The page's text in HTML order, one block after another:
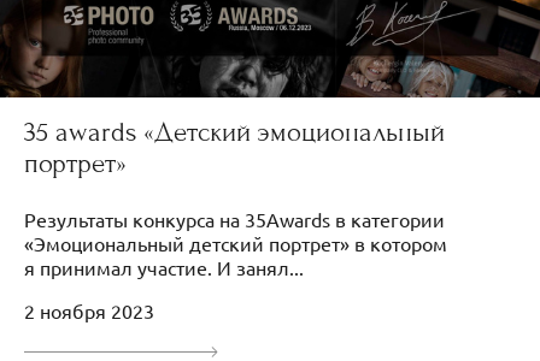
35 awards «Детский эмоциональный
портрет»
Результаты конкурса на 35Awards в категории
«Эмоциональный детский портрет» в котором
я принимал участие. И занял...
2 ноября 2023